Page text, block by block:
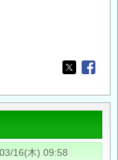
Opens in
16(木) 09:58